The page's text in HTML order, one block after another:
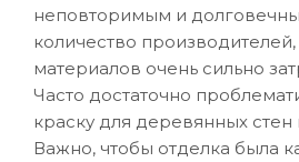
неповторимым и
количество
материалов очень сильно
Часто достаточно
краску для деревянных стен
Важно, чтобы отделка была